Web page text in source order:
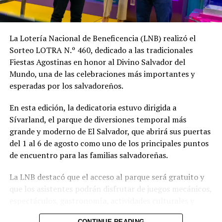
precios del petróleo y sus derivados en el mercado
internacional.
Comparte esto:
Facebook X
Me gusta esto:
La Lotería Nacional de Beneficencia (LNB) realizó el
Sorteo LOTRA N.º 460, dedicado a las tradicionales
Fiestas Agostinas en honor al Divino Salvador del
Mundo, una de las celebraciones más importantes y
esperadas por los salvadoreños.
En esta edición, la dedicatoria estuvo dirigida a
Sívarland, el parque de diversiones temporal más
grande y moderno de El Salvador, que abrirá sus puertas
del 1 al 6 de agosto como uno de los principales puntos
de encuentro para las familias salvadoreñas.
La LNB destacó que el acceso al parque será gratuito y
que los asistentes podrán disfrutar de juegos mecánicos,
diversas opciones de entretenimiento para personas de